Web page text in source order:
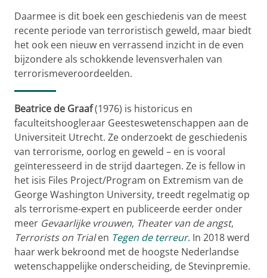
Daarmee is dit boek een geschiedenis van de meest
recente periode van terroristisch geweld, maar biedt
het ook een nieuw en verrassend inzicht in de even
bijzondere als schokkende levensverhalen van
terrorismeveroordeelden.
Beatrice de Graaf(1976) is historicus en
faculteitshoogleraar Geesteswetenschappen aan de
Universiteit Utrecht. Ze onderzoekt de geschiedenis
van terrorisme, oorlog en geweld – en is vooral
geïnteresseerd in de strijd daartegen. Ze is fellow in
het isis Files Project/Program on Extremism van de
George Washington University, treedt regelmatig op
als terrorisme-expert en publiceerde eerder onder
meer Gevaarlijke vrouwen, Theater van de angst,
Terrorists on Trialen Tegen de terreur. In 2018 werd
haar werk bekroond met de hoogste Nederlandse
wetenschappelijke onderscheiding, de Stevinpremie.